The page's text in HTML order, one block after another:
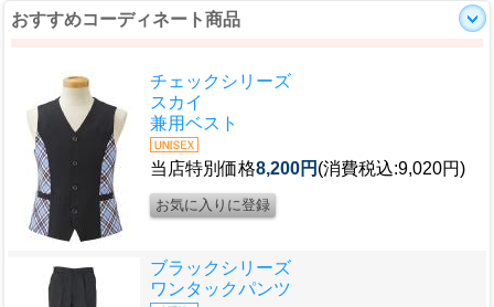
おすすめコーディネート商品
チェックシリーズ
スカイ
兼用ベスト
当店特別価格8,200円 (消費税込:9,020円)
ブラックシリーズ
ワンタックパンツ